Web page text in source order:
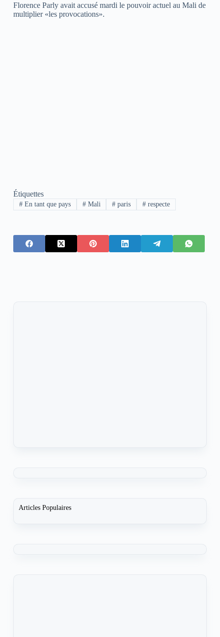
Florence Parly avait accusé mardi le pouvoir actuel au Mali de
multiplier «les provocations».
Étiquettes
#En tant que pays #Mali # paris # respecte
Articles Populaires